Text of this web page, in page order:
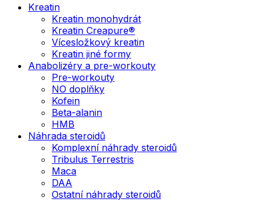
Kreatin
Kreatin monohydrát
Kreatin Creapure®
Vícesložkový kreatin
Kreatin jiné formy
Anabolizéry a pre-workouty
Pre-workouty
NO doplňky
Kofein
Beta-alanin
HMB
Náhrada steroidů
Komplexní náhrady steroidů
Tribulus Terrestris
Maca
DAA
Ostatní náhrady steroidů